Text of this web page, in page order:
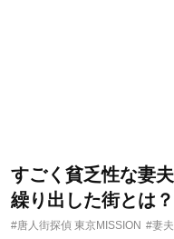
すごく貧乏性な妻
繰り出した街とは？
#唐人街探偵 東京MISSION #妻